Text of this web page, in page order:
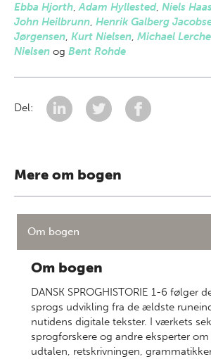
Ebba Hjorth,Adam Hyllested, Niels
John Heilbrunn, Henrik Galberg
Jørgensen, Kurt Nielsen, Michael
Nielsen og Bent Rohde
Del:
Mere om bogen
Om bogen
Om bogen
DANSK SPROGHISTORIE 1-6 følger
sprogs udvikling fra de ældste
nutidens digitale tekster. I værkets
sprogforskere og andre eksperter
udtalen, retskrivningen,